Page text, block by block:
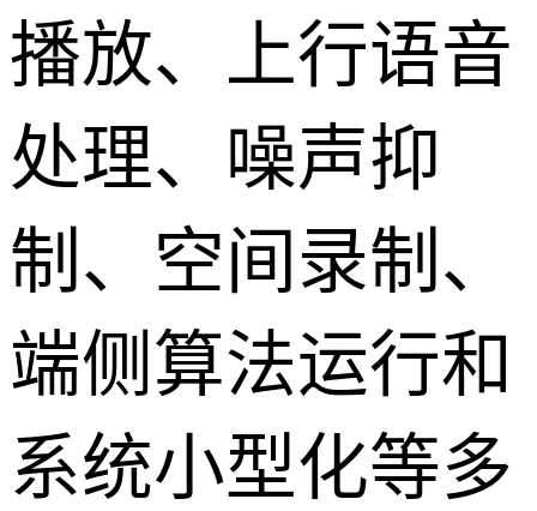
播放、上行语音
处理、噪声抑
制、空间录制、
端侧算法运行和
系统小型化等多